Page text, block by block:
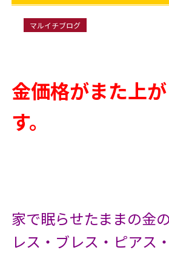
マルイチブログ
金価格がまた上
す。
家で眠らせたままの金
レス・ブレス・ピアス